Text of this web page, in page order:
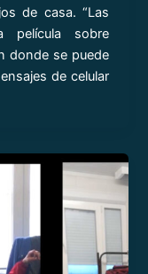
de casa. “Las
película sobre
donde se puede
de celular